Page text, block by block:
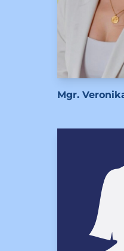
Mgr.